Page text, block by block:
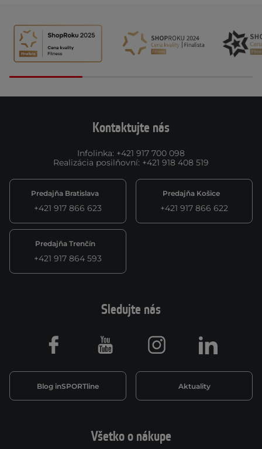
Kontaktujte nás
Infolinka: +421 917 700 098
Realizácia posilňovní: +421 918 408 519
Predajňa Bratislava
+421 917 866 623
Predajňa Košice
+421 917 866 622
Predajňa Trenčín
+421 917 864 593
Všetko o nákupe
Sledujte nás
Blog inSPORTline Aktuality
Facebook Youtube Instagram LinkedIn